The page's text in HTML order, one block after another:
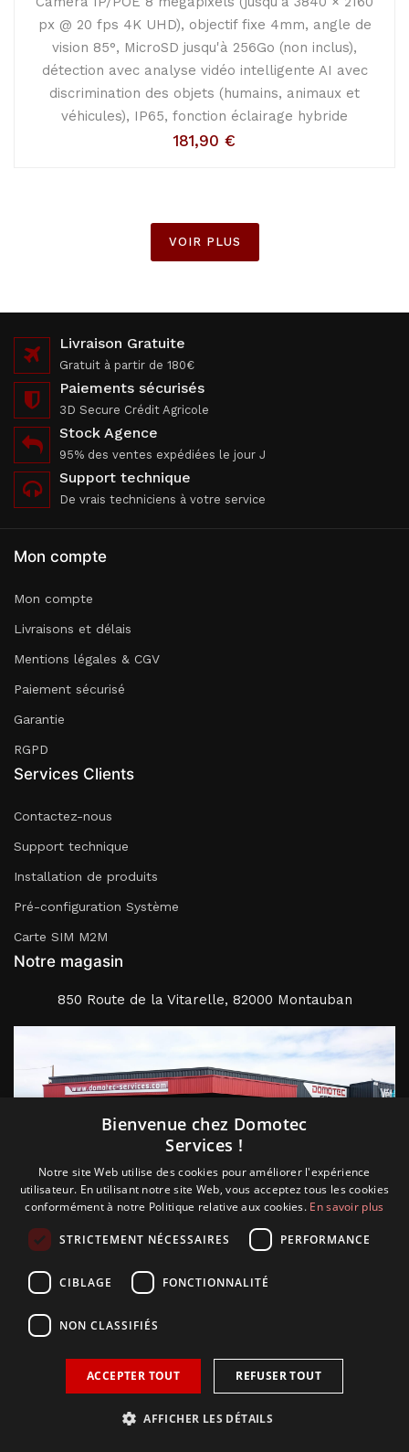
px @ 20 fps 4K UHD), objectif fixe 4mm, angle de
vision 85°, MicroSD jusqu'à 256Go (non inclus),
détection avec analyse vidéo intelligente AI avec
discrimination des objets (humains, animaux et
véhicules), IP65, fonction éclairage hybride
181,90 €
VOIR PLUS
Livraison Gratuite
Gratuit à partir de 180€
Paiements sécurisés
3D Secure Crédit Agricole
Stock Agence
95% des ventes expédiées le jour J
Support technique
De vrais techniciens à votre service
Mon compte
Mon compte
Livraisons et délais
Mentions légales & CGV
Paiement sécurisé
Garantie
RGPD
Services Clients
Contactez-nous
Support technique
Installation de produits
Pré-configuration Système
Carte SIM M2M
Notre magasin
850 Route de la Vitarelle, 82000 Montauban
Suivez nous
Bienvenue chez Domotec
Services !
Notre site Web utilise des cookies pour améliorer l'expérience
utilisateur. En utilisant notre site Web, vous acceptez tous les cookies
conformément à notre Politique relative aux cookies. En savoir plus
STRICTEMENT NÉCESSAIRES PERFORMANCE
CIBLAGE FONCTIONNALITÉ
NON CLASSIFIÉS
ACCEPTER TOUT REFUSER TOUT
AFFICHER LES DÉTAILS